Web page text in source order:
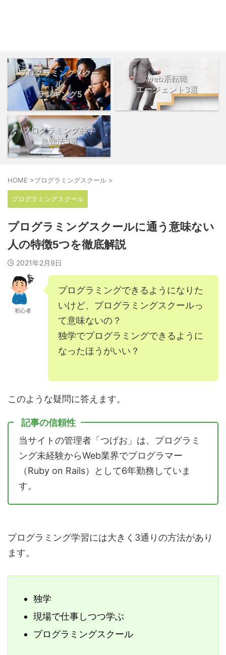
プログラミングスクー
ル
ランキング5
web系転職
エージェント3選
プログラミング独学
勉強法3選
HOME >プログラミングスクール >
プログラミングスクール
プログラミングスクールに通う意味ない
人の特徴5つを徹底解説
2021年2月9日
初心者
プログラミングできるようになりた
いけど、プログラミングスクールっ
て意味ないの？
独学でプログラミングできるように
なったほうがいい？
このような疑問に答えます。
記事の信頼性
当サイトの管理者「つげお」は、プログラミ
ング未経験からWeb業界でプログラマー
（Ruby on Rails）として6年勤務していま
す。
プログラミング学習には大きく3通りの方法があり
ます。
独学
現場で仕事しつつ学ぶ
プログラミングスクール